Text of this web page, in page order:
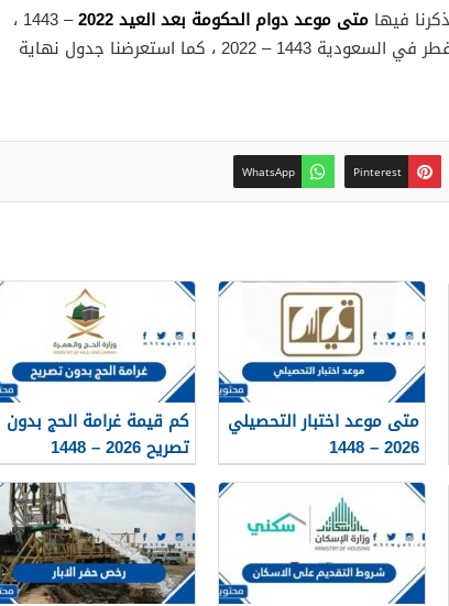
فيها متى موعد دوام الحكومة بعد العيد 2022
– 1443 ،
كذلك تحدثنا عن موعد عيد الفطر في السعودية 1443 – 2022 ، كما استعرضنا جدول نهاية
Pinterest
WhatsApp
متى موعد اختبار التحصيلي
2026 – 1448
كم قيمة غرامة الحج بدون
تصريح 2026 – 1448